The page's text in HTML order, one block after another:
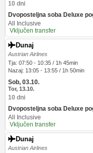
10 dni
Dvoposteljna soba Deluxe
All Inclusive
Vključen transfer
Dunaj
Austrian Airlines
Tja: 07:50 - 10:35 / 1h 45min
Nazaj: 13:05 - 13:55 / 1h 50min
Sob, 03.10.
Tor, 13.10.
10 dni
Dvoposteljna soba Deluxe
All Inclusive
Vključen transfer
Dunaj
Austrian Airlines